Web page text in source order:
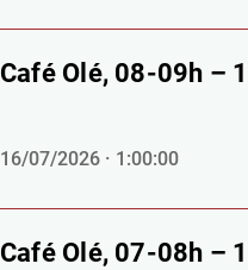
Café Olé, 08-09h –
16/07/2026 · 1:00:00
Café Olé, 07-08h –